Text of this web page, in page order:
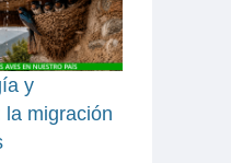
y
la migración